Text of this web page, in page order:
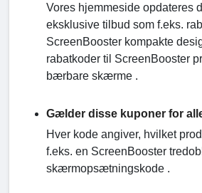
Vores hjemmeside opdateres
eksklusive tilbud som f.eks.
ScreenBooster kompakte
rabatkoder til ScreenBooster
bærbare skærme .
Gælder disse kuponer for
Hver kode angiver, hvilket
f.eks. en ScreenBooster
skærmopsætningskode .